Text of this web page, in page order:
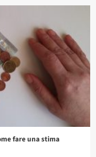
fare una stima